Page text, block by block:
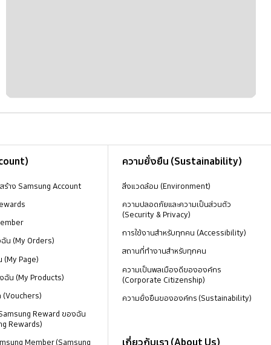
ร้าง Samsung Account
น (My Orders)
Page)
น (My Products)
Reward ของฉัน
Rewards)
Member (Samsung
ความยั่งยืน (Sustainability)
สิ่งแวดล้อม (Environment)
ความปลอดภัยและความเป็นส่วนตัว
(Security & Privacy)
การใช้งานสำหรับทุกคน (Accessibility)
สถานที่ทำงานสำหรับทุกคน
ความเป็นพลเมืองดีขององค์กร
(Corporate Citizenship)
ความยั่งยืนขององค์กร (Sustainability)
เกี่ยวกับเรา (About Us)